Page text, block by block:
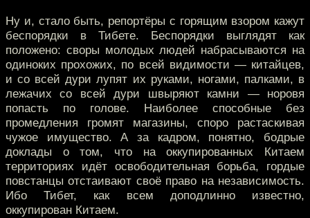
Ну и, стало быть, репортёры с горящим взором кажут
беспорядки в Тибете. Беспорядки выглядят как
положено: своры молодых людей набрасываются на
одиноких прохожих, по всей видимости — китайцев,
и со всей дури лупят их руками, ногами, палками, в
лежачих со всей дури швыряют камни — норовя
попасть по голове. Наиболее способные без
промедления громят магазины, споро растаскивая
чужое имущество. А за кадром, понятно, бодрые
доклады о том, что на оккупированных Китаем
территориях идёт освободительная борьба, гордые
повстанцы отстаивают своё право на независимость.
Ибо Тибет, как всем доподлинно известно,
оккупирован Китаем.